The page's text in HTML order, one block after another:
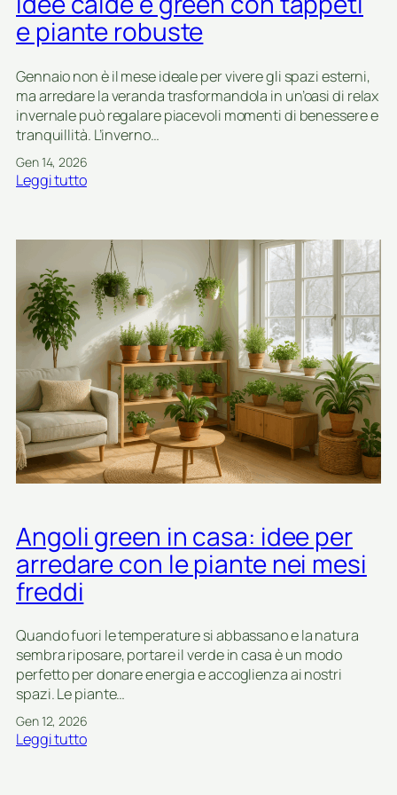
g
e
n
a
i
o
r
e
s
o
d
i
c
a
s
r
e
n
o
n
p
i
a
n
t
e
r
r
e
a
n
c
h
e
i
n
e piante robuste
Gennaio non è il mese ideale per vivere gli spazi esterni,
ma arredare la veranda trasformandola in un’oasi di relax
invernale può regalare piacevoli momenti di benessere e
tranquillità. L’inverno…
Gen 14, 2026
Leggi tutto:
r
d
a
e
l
a
v
e
r
a
n
a
g
e
a
i
o
:
i
d
e
Angoli green in casa: idee per
arredare con le piante nei mesi
freddi
Quando fuori le temperature si abbassano e la natura
sembra riposare, portare il verde in casa è un modo
perfetto per donare energia e accoglienza ai nostri
spazi. Le piante…
Gen 12, 2026
Leggi tutto: